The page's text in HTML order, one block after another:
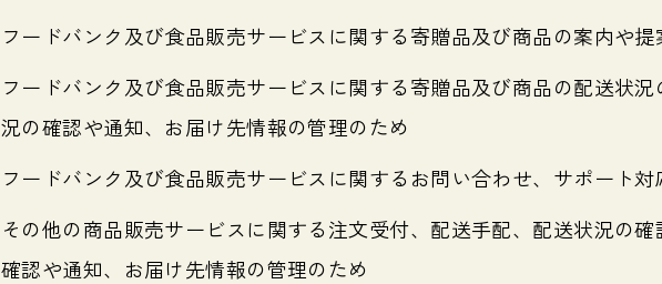
フードバンク及び食品販売サービスに関する寄贈品及び商品の案内や
フードバンク及び食品販売サービスに関する寄贈品及び商品の配送状
況の確認や通知、お届け先情報の管理のため
フードバンク及び食品販売サービスに関するお問い合わせ、サポート
その他の商品販売サービスに関する注文受付、配送手配、配送状況の
確認や通知、お届け先情報の管理のため